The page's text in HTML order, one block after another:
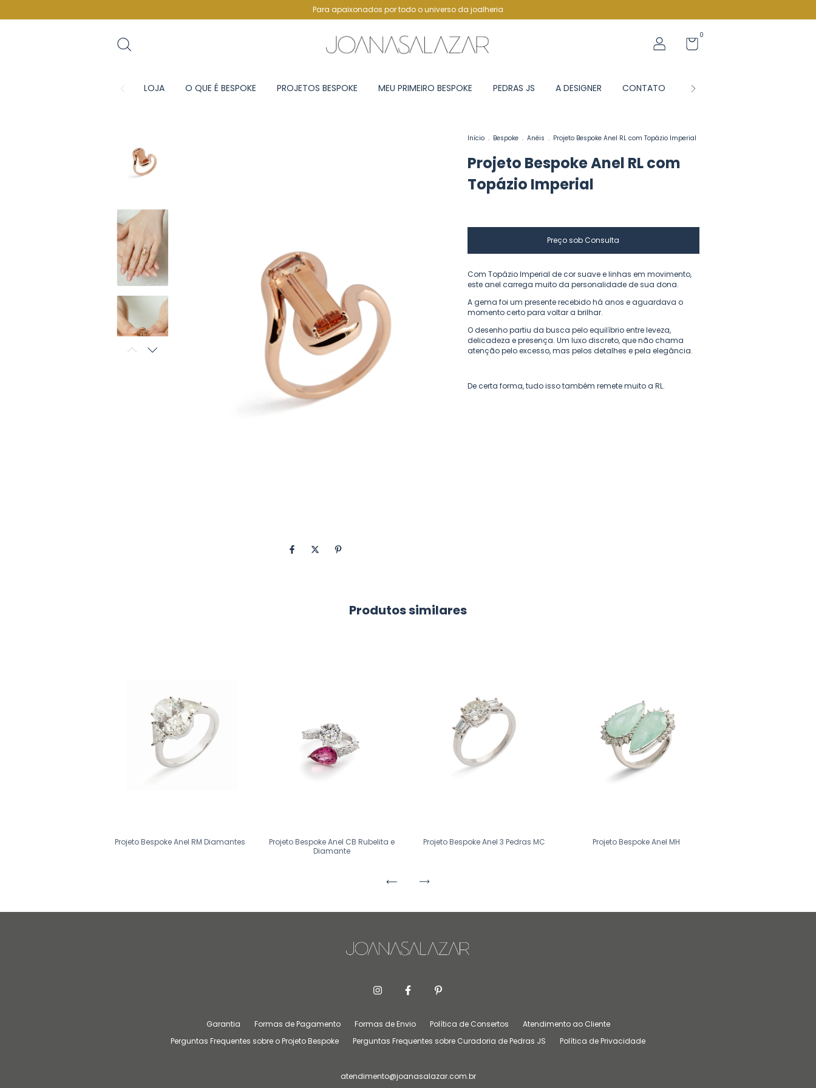
Para apaixonados por todo o universo da joalheria
0
LOJA O QUE É BESPOKE PROJETOS BESPOKE MEU PRIMEIRO BESPOKE PEDRAS JS A DESIGNER CONTATO BLOG JS
Início . Bespoke . Anéis . Projeto Bespoke Anel RL com Topázio Imperial
Projeto Bespoke Anel RL com
Topázio Imperial
Com Topázio Imperial de cor suave e linhas em movimento,
este anel carrega muito da personalidade de sua dona.
A gema foi um presente recebido há anos e aguardava o
momento certo para voltar a brilhar.
O desenho partiu da busca pelo equilíbrio entre leveza,
delicadeza e presença. Um luxo discreto, que não chama
atenção pelo excesso, mas pelos detalhes e pela elegância.
De certa forma, tudo isso também remete muito a RL.
Produtos similares
Projeto Bespoke Anel RM Diamantes
Projeto Bespoke Anel CB Rubelita e
Diamante
Projeto Bespoke Anel 3 Pedras MC Projeto Bespoke Anel MH
Garantia Formas de Pagamento Formas de Envio Política de Consertos
Atendimento ao Cliente
Perguntas Frequentes sobre o Projeto Bespoke
Perguntas Frequentes sobre Curadoria de Pedras JS Política de Privacidade
atendimento@joanasalazar.com.br